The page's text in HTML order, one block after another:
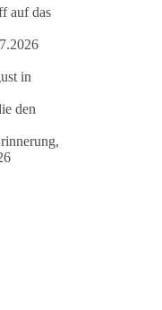
auf das
in
den